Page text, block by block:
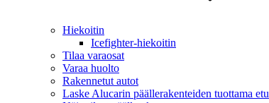
Hiekoitin
Icefighter-hiekoitin
Tilaa varaosat
Varaa huolto
Rakennetut autot
Laske Alucarin päällerakenteiden tuottama etu